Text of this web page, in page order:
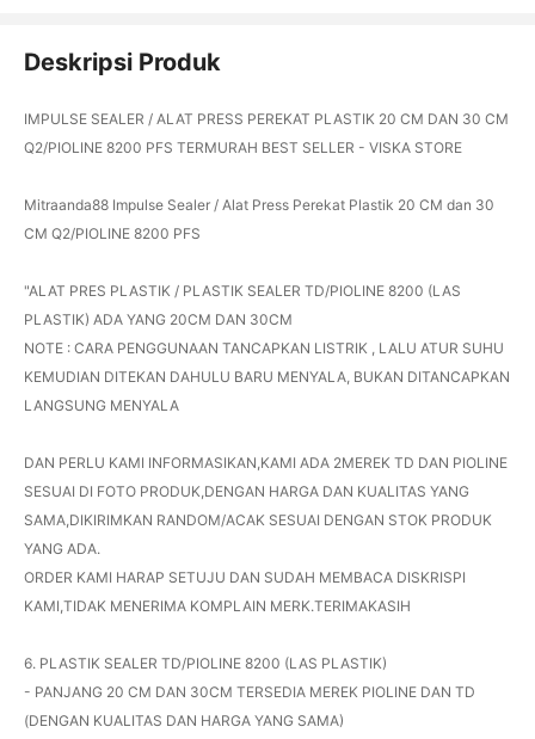
Deskripsi Produk
IMPULSE SEALER / ALAT PRESS PEREKAT PLASTIK 20 CM DAN 30 CM
Q2/PIOLINE 8200 PFS TERMURAH BEST SELLER - VISKA STORE
Mitraanda88 Impulse Sealer / Alat Press Perekat Plastik 20 CM dan 30
CM Q2/PIOLINE 8200 PFS
"ALAT PRES PLASTIK / PLASTIK SEALER TD/PIOLINE 8200 (LAS
PLASTIK) ADA YANG 20CM DAN 30CM
NOTE : CARA PENGGUNAAN TANCAPKAN LISTRIK , LALU ATUR SUHU
KEMUDIAN DITEKAN DAHULU BARU MENYALA, BUKAN DITANCAPKAN
LANGSUNG MENYALA
DAN PERLU KAMI INFORMASIKAN,KAMI ADA 2MEREK TD DAN PIOLINE
SESUAI DI FOTO PRODUK,DENGAN HARGA DAN KUALITAS YANG
SAMA,DIKIRIMKAN RANDOM/ACAK SESUAI DENGAN STOK PRODUK
YANG ADA.
ORDER KAMI HARAP SETUJU DAN SUDAH MEMBACA DISKRISPI
KAMI,TIDAK MENERIMA KOMPLAIN MERK.TERIMAKASIH
6. PLASTIK SEALER TD/PIOLINE 8200 (LAS PLASTIK)
- PANJANG 20 CM DAN 30CM TERSEDIA MEREK PIOLINE DAN TD
(DENGAN KUALITAS DAN HARGA YANG SAMA)